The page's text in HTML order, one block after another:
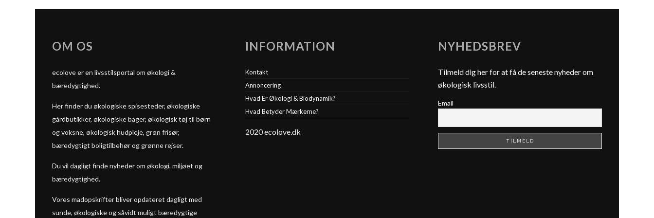
OM OS
ecolove er en livsstilsportal om økologi &
bæredygtighed.
Her finder du økologiske spisesteder, økologiske
gårdbutikker, økologiske bager, økologisk tøj til børn
og voksne, økologisk hudpleje, grøn frisør,
bæredygtigt boligtilbehør og grønne rejser.
Du vil dagligt finde nyheder om økologi, miljøet og
bæredygtighed.
Vores madopskrifter bliver opdateret dagligt med
sunde, økologiske og såvidt muligt bæredygtige
INFORMATION
Kontakt
Annoncering
Hvad Er Økologi & Biodynamik?
Hvad Betyder Mærkerne?
2020 ecolove.dk
NYHEDSBREV
Tilmeld dig her for at få de seneste nyheder om
økologisk livsstil.
Email